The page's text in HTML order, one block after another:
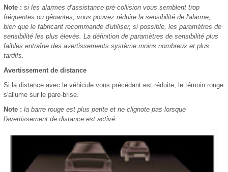
Note : si les alarmes d'assistance pré-collision vous semblent trop
fréquentes ou gênantes, vous pouvez réduire la sensibilité de l'alarme,
bien que le fabricant recommande d'utiliser, si possible, les paramètres de
sensibilité les plus élevés. La définition de paramètres de sensibilité plus
faibles entraîne des avertissements système moins nombreux et plus
tardifs.
Avertissement de distance
Si la distance avec le véhicule vous précédant est réduite, le témoin rouge
s'allume sur le pare-brise.
Note : la barre rouge est plus petite et ne clignote pas lorsque
l'avertissement de distance est activé.